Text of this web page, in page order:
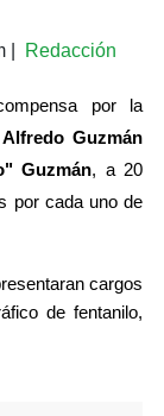
| Redacción
por la
Guzmán
Guzmán, a 20
por cada uno de
cargos
de fentanilo,